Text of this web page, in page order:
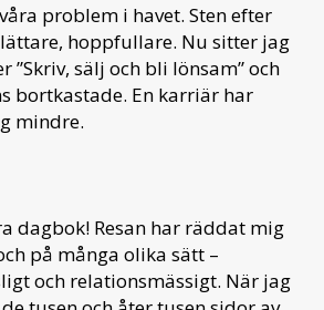
problem i havet. Sten efter
lättare, hoppfullare. Nu sitter jag
”Skriv, sälj och bli lönsam” och
bortkastade. En karriär har
mindre.
dagbok! Resan har räddat mig
på många olika sätt –
och relationsmässigt. När jag